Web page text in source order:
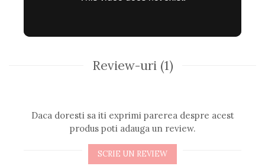
Review-uri (1)
Daca doresti sa iti exprimi parerea despre acest
produs poti adauga un review.
SCRIE UN REVIEW